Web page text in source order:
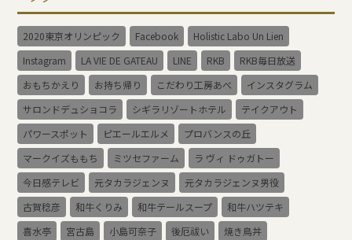
2020東京オリンピック Facebook
Holistic Labo Un Lien
Instagram
LA VIE DE GATEAU LINE RKB
RKB毎日放送
おもちかえり
お持ち帰り こだわり工房あべ
インスタグラム
サロンドデュショコラ
シギラリゾートホテル
テイクアウト
パワースポット
ピエールエルメ
プロバンスの丘
マークイズももち
ミツセファーム
ラ ヴィ ドゥガトー
今日感テレビ
元タカラジェンヌ
元タカラジェンヌ男役
古賀稔彦
和牛くりみ 和牛テールスープ
和牛ハツテキ
喜水亭
宮古島 小島可奈子 後厄祓い
焼き鳥丼